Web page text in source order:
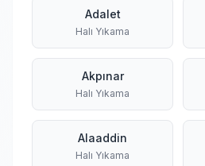
Adalet
Halı Yıkama
Akpınar
Halı Yıkama
Alaaddin
Halı Yıkama